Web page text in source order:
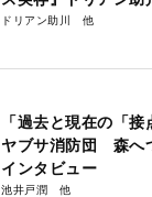
ドリアン助川
「過去と現在の「
ヤブサ消防団 森へ
インタビュー
池井戸潤